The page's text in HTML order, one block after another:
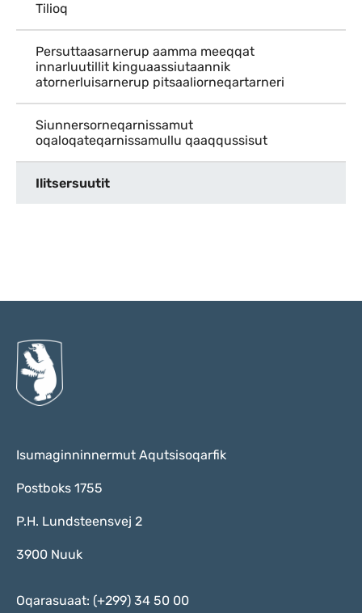
Tilioq
Persuttaasarnerup aamma meeqqat
innarluutillit kinguaassiutaannik
atornerluisarnerup pitsaaliorneqartarneri
Siunnersorneqarnissamut
oqaloqateqarnissamullu qaaqqussisut
Ilitsersuutit
Isumaginninnermut Aqutsisoqarfik
Postboks 1755
P.H. Lundsteensvej 2
3900 Nuuk
Oqarasuaat: (+299) 34 50 00